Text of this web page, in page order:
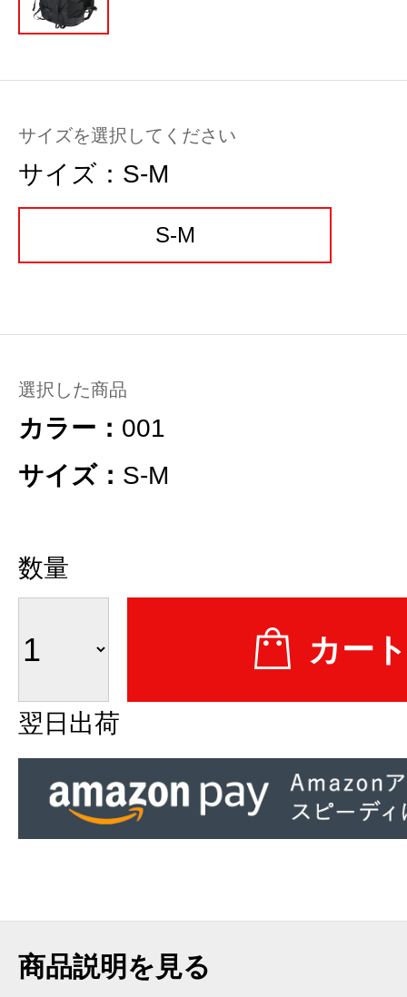
サイズを選択してください
サイズ： S-M
S-M
選択した商品
カラー： 001
サイズ： S-M
数量
翌日出荷
商品説明を見る